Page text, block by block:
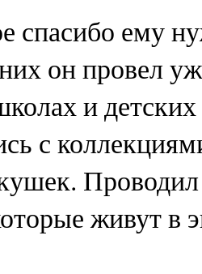
спасибо ему
он провел
и
с
живут в